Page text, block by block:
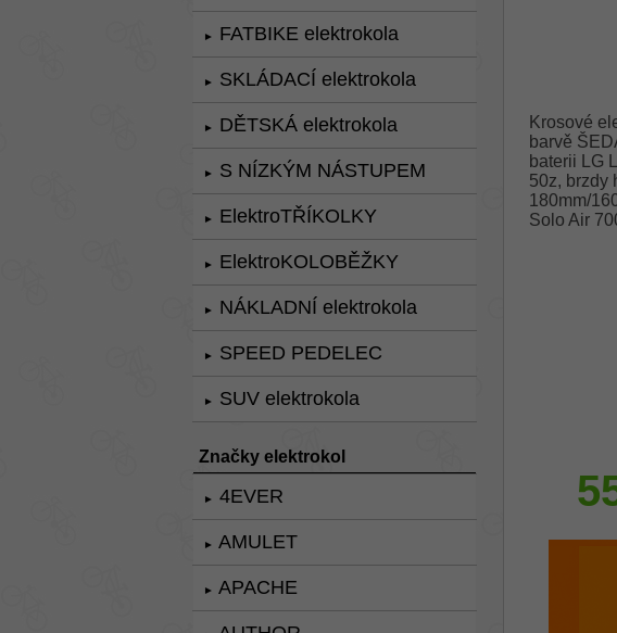
► FATBIKE elektrokola
► SKLÁDACÍ elektrokola
► DĚTSKÁ elektrokola
► S NÍZKÝM NÁSTUPEM
► ElektroTŘÍKOLKY
► ElektroKOLOBĚŽKY
► NÁKLADNÍ elektrokola
► SPEED PEDELEC
► SUV elektrokola
Značky elektrokol
► 4EVER
► AMULET
► APACHE
Krosové
barvě
baterii LG
50z, brzdy
180mm/
Solo Air